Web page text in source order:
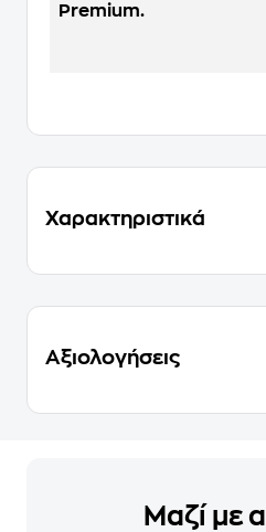
Premium.
Χαρακτηριστικά
Αξιολογήσεις
Μαζί με